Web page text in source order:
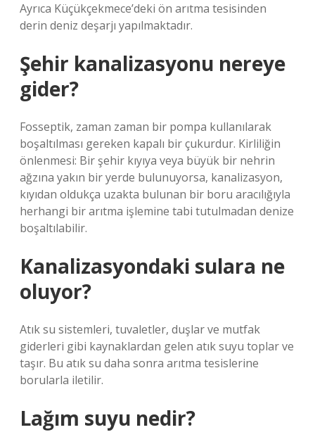
Ayrıca Küçükçekmece’deki ön arıtma tesisinden
derin deniz deşarjı yapılmaktadır.
Şehir kanalizasyonu nereye
gider?
Fosseptik, zaman zaman bir pompa kullanılarak
boşaltılması gereken kapalı bir çukurdur. Kirliliğin
önlenmesi: Bir şehir kıyıya veya büyük bir nehrin
ağzına yakın bir yerde bulunuyorsa, kanalizasyon,
kıyıdan oldukça uzakta bulunan bir boru aracılığıyla
herhangi bir arıtma işlemine tabi tutulmadan denize
boşaltılabilir.
Kanalizasyondaki sulara ne
oluyor?
Atık su sistemleri, tuvaletler, duşlar ve mutfak
giderleri gibi kaynaklardan gelen atık suyu toplar ve
taşır. Bu atık su daha sonra arıtma tesislerine
borularla iletilir.
Lağım suyu nedir?